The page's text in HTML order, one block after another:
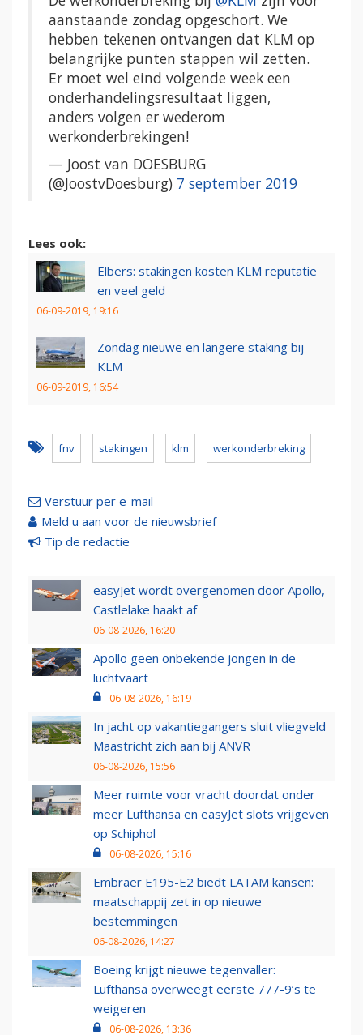
aanstaande zondag opgeschort. We
hebben tekenen ontvangen dat KLM op
belangrijke punten stappen wil zetten.
Er moet wel eind volgende week een
onderhandelingsresultaat liggen,
anders volgen er wederom
werkonderbrekingen!
— Joost van DOESBURG
(@JoostvDoesburg) 7 september 2019
Lees ook:
Elbers: stakingen kosten KLM reputatie
en veel geld
06-09-2019, 19:16
Zondag nieuwe en langere staking bij
KLM
06-09-2019, 16:54
fnv stakingen klm werkonderbreking
Verstuur per e-mail
Meld u aan voor de nieuwsbrief
Tip de redactie
easyJet wordt overgenomen door Apollo,
Castlelake haakt af
06-08-2026, 16:20
Apollo geen onbekende jongen in de
luchtvaart
06-08-2026, 16:19
In jacht op vakantiegangers sluit vliegveld
Maastricht zich aan bij ANVR
06-08-2026, 15:56
Meer ruimte voor vracht doordat onder
meer Lufthansa en easyJet slots vrijgeven
op Schiphol
06-08-2026, 15:16
Embraer E195-E2 biedt LATAM kansen:
maatschappij zet in op nieuwe
bestemmingen
06-08-2026, 14:27
Boeing krijgt nieuwe tegenvaller:
Lufthansa overweegt eerste 777-9’s te
weigeren
06-08-2026, 13:36